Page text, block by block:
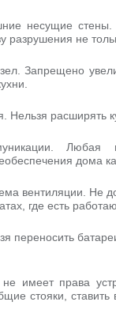
несущие стены.
разрушения не
Запрещено
Нельзя расширять
Любая
дома
вентиляции. Не
где есть
переносить
имеет права
стояки,